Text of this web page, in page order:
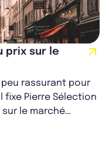
prix sur le
rassurant pour
fixe Pierre Sélection
le marché